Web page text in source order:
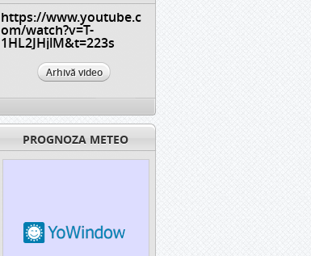
https://www.youtube.c
om/watch?v=T-
1HL2JHjlM&t=223s
Arhivă video
PROGNOZA METEO